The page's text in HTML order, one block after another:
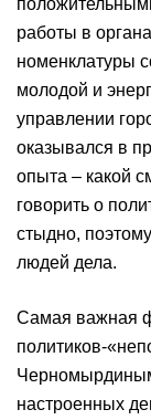
работы в
номенклатуры
молодой и
управлении
оказывался в
опыта – какой
говорить о
стыдно,
людей дела.
Самая важная
политиков-
настроенных